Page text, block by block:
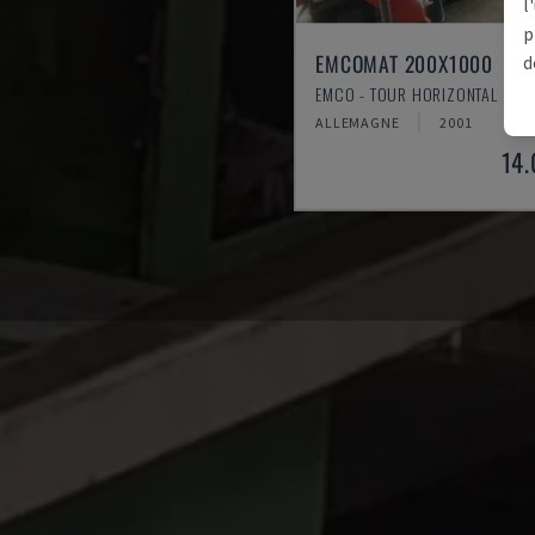
EMCOMAT 200X1000
EMCO - TOUR HORIZONTAL
ALLEMAGNE 2001